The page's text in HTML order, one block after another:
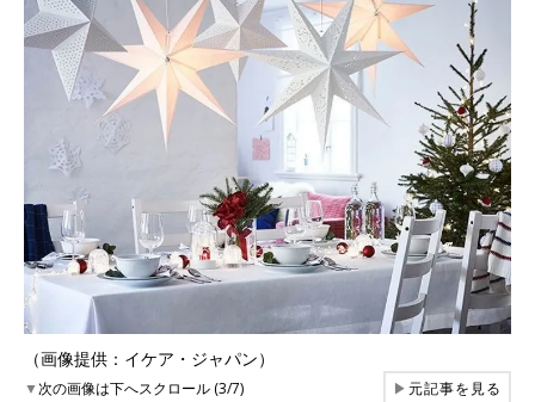
（画像提供：イケア・ジャパン）
▼次の画像は下へスクロール (3/7) ▶元記事を見る